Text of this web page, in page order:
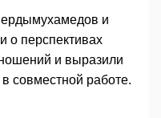
и
о перспективах
и выразили
совместной работе.